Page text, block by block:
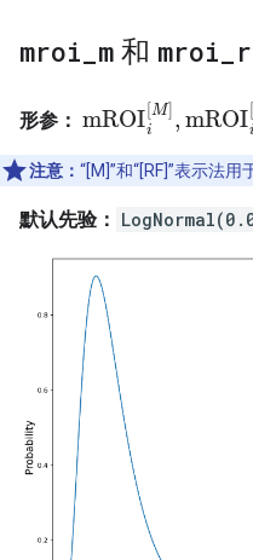
mroi m 和 mroi
形参： mROI M]
i , mROIi
mROIi[M],mROIi[RF]
注意： “[M]”和“[RF]”表示法用
默认先验：